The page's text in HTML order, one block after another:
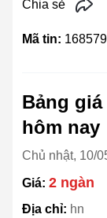
Chia sẻ
Mã tin:
Bảng
hôm nay
Chủ nhật, 10/
Giá: 2 ngàn
Địa chỉ: hn